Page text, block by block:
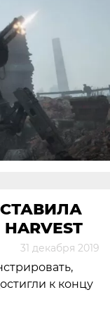
31 декабря 2019
к концу